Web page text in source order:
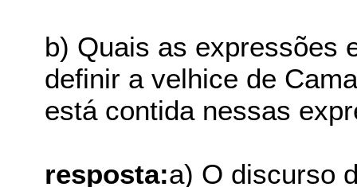
b) Quais as expressões
definir a velhice de
está contida nessas
resposta:a) O discurso